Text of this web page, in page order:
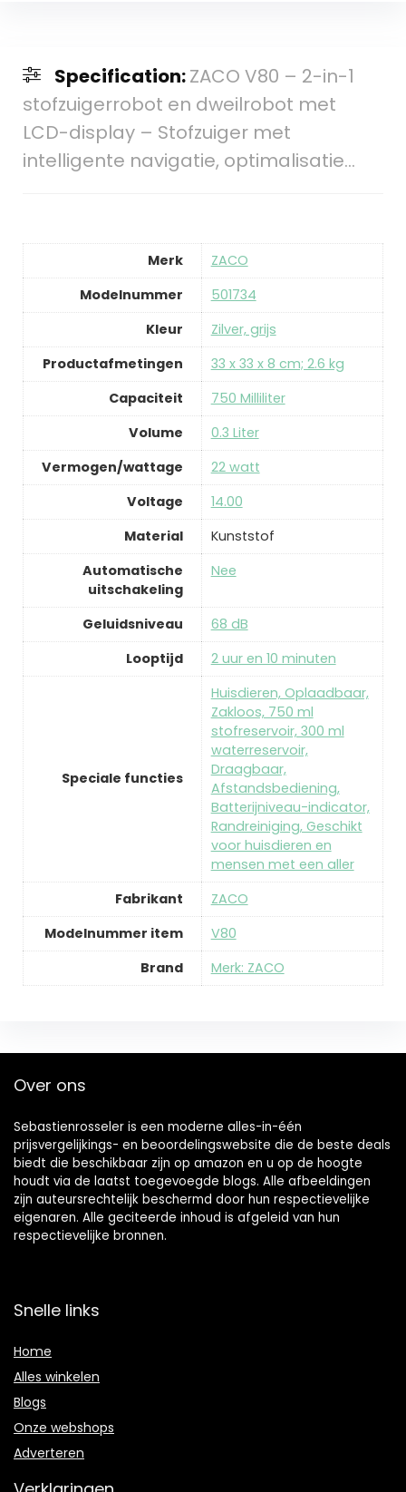
Specification:ZACO V80 – 2-in-1
stofzuigerrobot en dweilrobot met
LCD-display – Stofzuiger met
intelligente navigatie, optimalisatie…
Merk
‎ZACO
Modelnummer
‎501734
Kleur
‎Zilver, grijs
Productafmetingen
‎33 x 33 x 8 cm; 2.6 kg
Capaciteit
‎750 Milliliter
Volume
‎0.3 Liter
Vermogen/wattage
‎22 watt
Voltage
‎14.00
Material
‎Kunststof
Automatische
uitschakeling
‎Nee
Geluidsniveau
‎68 dB
Looptijd
‎2 uur en 10 minuten
Speciale functies
‎Huisdieren, Oplaadbaar,
Zakloos, 750 ml
stofreservoir, 300 ml
waterreservoir,
Draagbaar,
Afstandsbediening,
Batterijniveau-indicator,
Randreiniging, Geschikt
voor huisdieren en
mensen met een aller
Fabrikant
‎ZACO
Modelnummer item
‎V80
Brand
Merk: ZACO
Over ons
Sebastienrosseler is een moderne alles-in-één
prijsvergelijkings- en beoordelingswebsite die de beste deals
biedt die beschikbaar zijn op amazon en u op de hoogte
houdt via de laatst toegevoegde blogs. Alle afbeeldingen
zijn auteursrechtelijk beschermd door hun respectievelijke
eigenaren. Alle geciteerde inhoud is afgeleid van hun
respectievelijke bronnen.
Snelle links
Home
Alles winkelen
Blogs
Onze webshops
Adverteren